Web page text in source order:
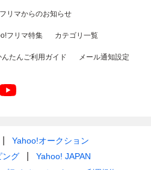
リマからのお知らせ
フリマ特集 カテゴリ一覧
んたんご利用ガイド メール通知設定
Yahoo!オークション
ング
Yahoo! JAPAN